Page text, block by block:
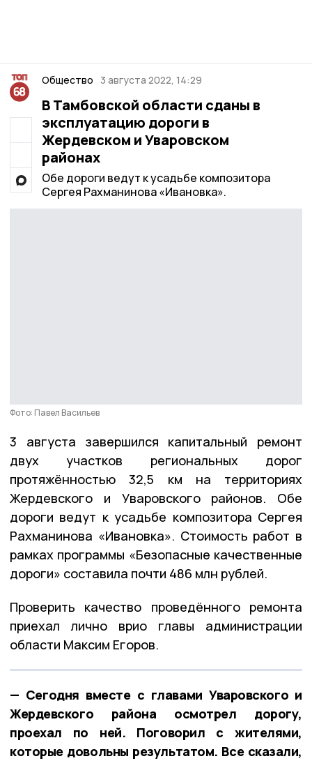
Общество 3 августа 2022, 14:29
В Тамбовской области сданы в
эксплуатацию дороги в
Жердевском и Уваровском
районах
Обе дороги ведут к усадьбе композитора
Сергея Рахманинова «Ивановка».
Фото: Павел Васильев
3 августа завершился капитальный ремонт
двух участков региональных дорог
протяжённостью 32,5 км на территориях
Жердевского и Уваровского районов. Обе
дороги ведут к усадьбе композитора Сергея
Рахманинова «Ивановка». Стоимость работ в
рамках программы «Безопасные качественные
дороги» составила почти 486 млн рублей.
Проверить качество проведённого ремонта
приехал лично врио главы администрации
области Максим Егоров.
— Сегодня вместе с главами Уваровского и
Жердевского района осмотрел дорогу,
проехал по ней. Поговорил с жителями,
которые довольны результатом. Все сказали,